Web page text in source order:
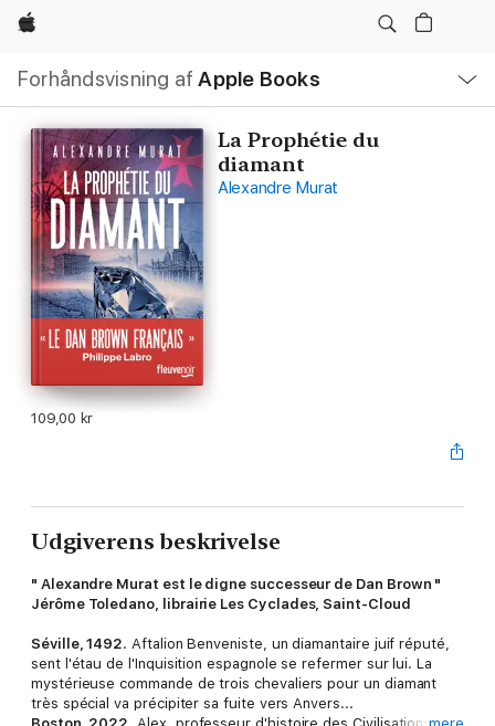
Apple
Forhåndsvisning af Apple Books
navigation
åbn
La Prophétie du
diamant
Alexandre Murat
109,00 kr
Udgiverens beskrivelse
" Alexandre Murat est le digne successeur de Dan Brown "
Jérôme Toledano, librairie Les Cyclades, Saint-Cloud
Séville, 1492. Aftalion Benveniste, un diamantaire juif réputé,
sent l'étau de l'Inquisition espagnole se refermer sur lui. La
mystérieuse commande de trois chevaliers pour un diamant
très spécial va précipiter sa fuite vers Anvers...